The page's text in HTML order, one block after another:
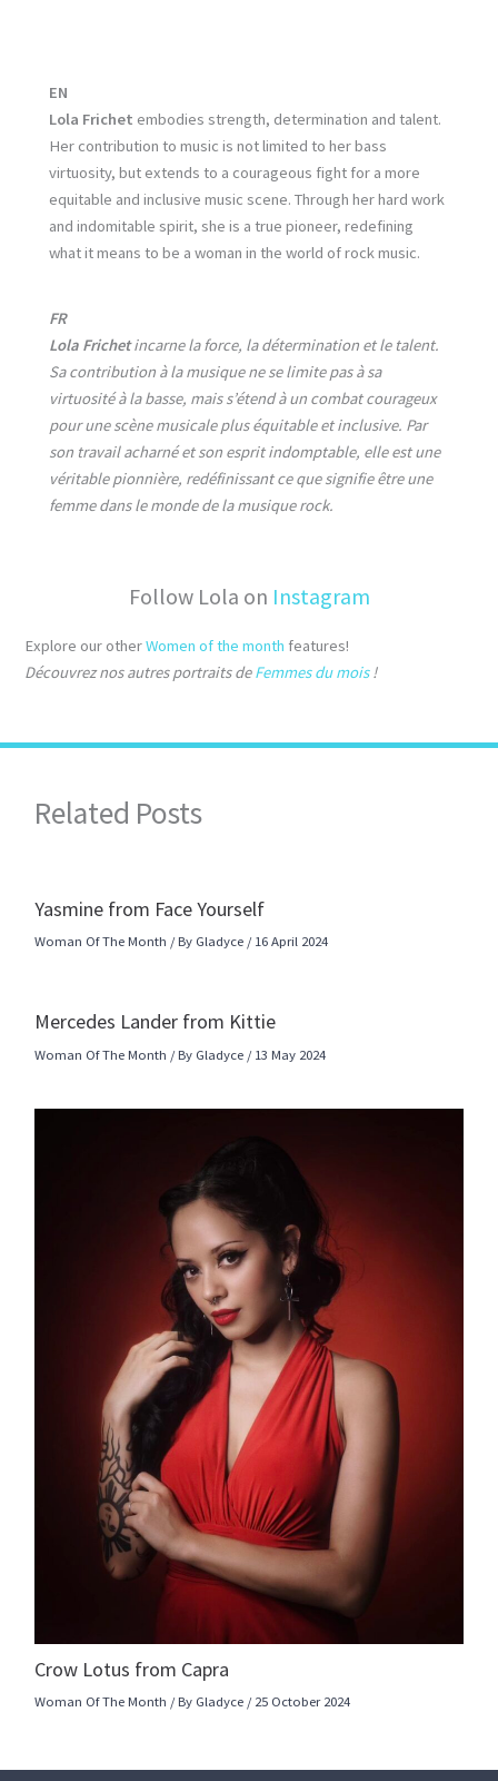
EN
Lola Frichet embodies strength, determination and talent.
Her contribution to music is not limited to her bass
virtuosity, but extends to a courageous fight for a more
equitable and inclusive music scene. Through her hard work
and indomitable spirit, she is a true pioneer, redefining
what it means to be a woman in the world of rock music.
FR
Lola Frichetincarne la force, la détermination et le talent.
Sa contribution à la musique ne se limite pas à sa
virtuosité à la basse, mais s’étend à un combat courageux
pour une scène musicale plus équitable et inclusive. Par
son travail acharné et son esprit indomptable, elle est une
véritable pionnière, redéfinissant ce que signifie être une
femme dans le monde de la musique rock.
Follow Lola on Instagram
Explore our otherWomen of the month features!
Découvrez nos autres portraits deFemmes du mois!
Related Posts
Yasmine from Face Yourself
Woman Of The Month / By Gladyce /16 April 2024
Mercedes Lander from Kittie
Woman Of The Month / By Gladyce /13 May 2024
Crow Lotus from Capra
Woman Of The Month / By Gladyce /25 October 2024